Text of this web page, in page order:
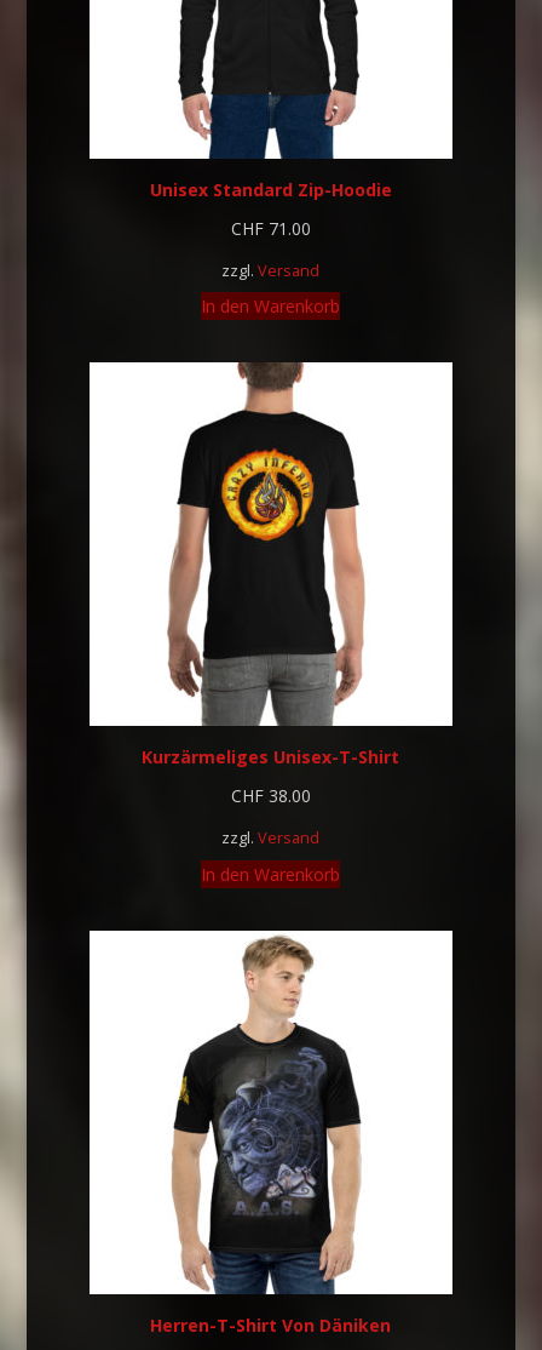
Unisex Standard Zip-Hoodie
CHF71.00
zzgl.Versand
In den Warenkorb
Kurzärmeliges Unisex-T-Shirt
CHF38.00
zzgl.Versand
In den Warenkorb
Herren-T-Shirt Von Däniken